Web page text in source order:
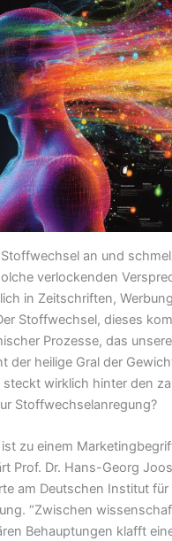
an und
verlockenden
in Zeitschriften,
Stoffwechsel, dieses
Prozesse, das
der heilige Gral der
wirklich hinter den
Stoffwechselanregung?
zu einem
Prof. Dr. Hans-Georg
am Deutschen Institut für
“Zwischen
Behauptungen klafft